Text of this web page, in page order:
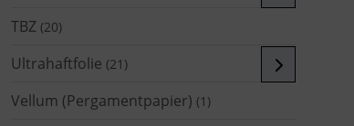
TBZ (20)
Ultrahaftfolie (21)
Vellum (Pergamentpapier) (1)